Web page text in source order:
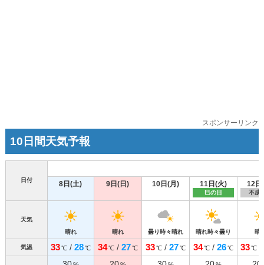
スポンサーリンク
10日間天気予報
日付 8日(土) 9日(日) 10日(月) 11日(火)
巳の日
12日
不成
天気
晴れ
晴れ 曇り時々晴れ 晴れ時々曇り 晴
気温 33℃/ 28℃ 34℃/ 27℃ 33℃/ 27℃ 34℃/ 26℃ 33℃/